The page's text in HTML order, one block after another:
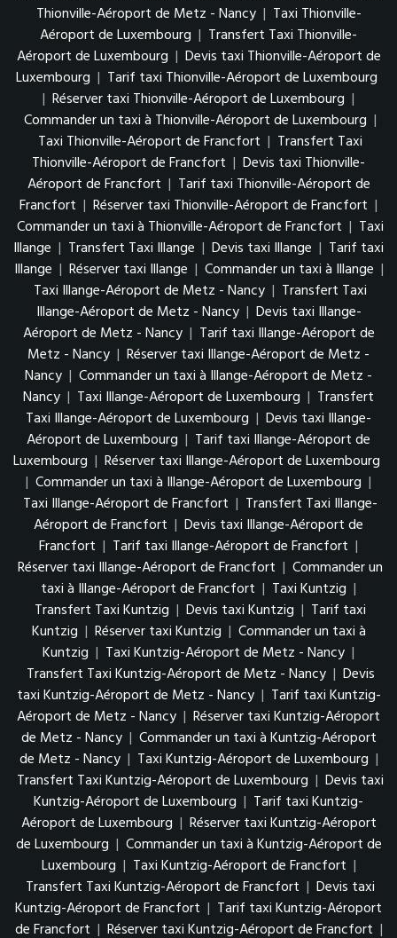
Thionville-Aéroport de Metz - Nancy | Taxi Thionville-
Aéroport de Luxembourg | Transfert Taxi Thionville-
Aéroport de Luxembourg | Devis taxi Thionville-Aéroport de
Luxembourg | Tarif taxi Thionville-Aéroport de Luxembourg
| Réserver taxi Thionville-Aéroport de Luxembourg |
Commander un taxi à Thionville-Aéroport de Luxembourg |
Taxi Thionville-Aéroport de Francfort | Transfert Taxi
Thionville-Aéroport de Francfort | Devis taxi Thionville-
Aéroport de Francfort | Tarif taxi Thionville-Aéroport de
Francfort | Réserver taxi Thionville-Aéroport de Francfort |
Commander un taxi à Thionville-Aéroport de Francfort | Taxi
Illange | Transfert Taxi Illange | Devis taxi Illange | Tarif taxi
Illange | Réserver taxi Illange | Commander un taxi à Illange |
Taxi Illange-Aéroport de Metz - Nancy | Transfert Taxi
Illange-Aéroport de Metz - Nancy | Devis taxi Illange-
Aéroport de Metz - Nancy | Tarif taxi Illange-Aéroport de
Metz - Nancy | Réserver taxi Illange-Aéroport de Metz -
Nancy | Commander un taxi à Illange-Aéroport de Metz -
Nancy | Taxi Illange-Aéroport de Luxembourg | Transfert
Taxi Illange-Aéroport de Luxembourg | Devis taxi Illange-
Aéroport de Luxembourg | Tarif taxi Illange-Aéroport de
Luxembourg | Réserver taxi Illange-Aéroport de Luxembourg
| Commander un taxi à Illange-Aéroport de Luxembourg |
Taxi Illange-Aéroport de Francfort | Transfert Taxi Illange-
Aéroport de Francfort | Devis taxi Illange-Aéroport de
Francfort | Tarif taxi Illange-Aéroport de Francfort |
Réserver taxi Illange-Aéroport de Francfort | Commander un
taxi à Illange-Aéroport de Francfort | Taxi Kuntzig |
Transfert Taxi Kuntzig | Devis taxi Kuntzig | Tarif taxi
Kuntzig | Réserver taxi Kuntzig | Commander un taxi à
Kuntzig | Taxi Kuntzig-Aéroport de Metz - Nancy |
Transfert Taxi Kuntzig-Aéroport de Metz - Nancy | Devis
taxi Kuntzig-Aéroport de Metz - Nancy | Tarif taxi Kuntzig-
Aéroport de Metz - Nancy | Réserver taxi Kuntzig-Aéroport
de Metz - Nancy | Commander un taxi à Kuntzig-Aéroport
de Metz - Nancy | Taxi Kuntzig-Aéroport de Luxembourg |
Transfert Taxi Kuntzig-Aéroport de Luxembourg | Devis taxi
Kuntzig-Aéroport de Luxembourg | Tarif taxi Kuntzig-
Aéroport de Luxembourg | Réserver taxi Kuntzig-Aéroport
de Luxembourg | Commander un taxi à Kuntzig-Aéroport de
Luxembourg | Taxi Kuntzig-Aéroport de Francfort |
Transfert Taxi Kuntzig-Aéroport de Francfort | Devis taxi
Kuntzig-Aéroport de Francfort | Tarif taxi Kuntzig-Aéroport
de Francfort | Réserver taxi Kuntzig-Aéroport de Francfort |